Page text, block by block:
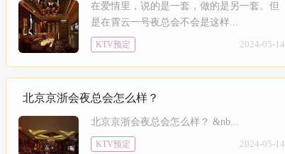
在爱情里，说的是一套，做的是另一套。但
是在霄云一号夜总会不会是这样...
KTV预定 2024-05-14
北京京浙会夜总会怎么样？
北京京浙会夜总会怎么样？ &nb...
KTV预定 2024-05-14